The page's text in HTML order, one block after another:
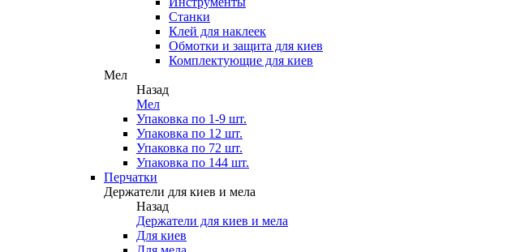
Станки
Клей для наклеек
Обмотки и защита для киев
Комплектующие для киев
Мел
Назад
Мел
Упаковка по 1-9 шт.
Упаковка по 12 шт.
Упаковка по 72 шт.
Упаковка по 144 шт.
Перчатки
Держатели для киев и мела
Назад
Держатели для киев и мела
Для киев